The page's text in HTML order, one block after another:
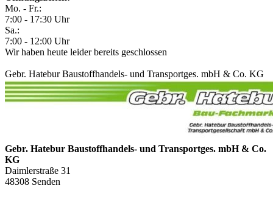
Mo. - Fr.:
7:00 - 17:30 Uhr
Sa.:
7:00 - 12:00 Uhr
Wir haben heute leider bereits geschlossen
Gebr. Hatebur Baustoffhandels- und Transportges. mbH & Co. KG
Gebr. Hatebur Baustoffhandels- und Transportges. mbH & Co.
KG
Daimlerstraße 31
48308 Senden